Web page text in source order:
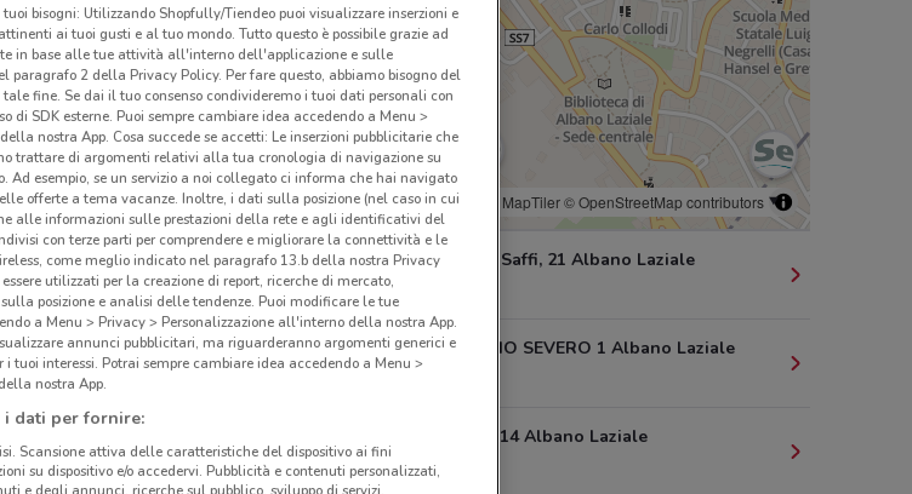
© MapTiler© OpenStreetMap contributors
Via Aurelio Saffi, 21 Albano Laziale
VIA SETTIMIO SEVERO 1 Albano Laziale
Via Savelli, 14 Albano Laziale
279 m
bisogni: Utilizzando Shopfully/Tiendeo puoi visualizzare inserzioni e
ai tuoi gusti e al tuo mondo. Tutto questo è possibile grazie ad
in base alle tue attività all'interno dell'applicazione e sulle
2 della Privacy Policy. Per fare questo, abbiamo bisogno del
fine. Se dai il tuo consenso condivideremo i tuoi dati personali con
di SDK esterne. Puoi sempre cambiare idea accedendo a Menu >
nostra App. Cosa succede se accetti: Le inserzioni pubblicitarie che
trattare di argomenti relativi alla tua cronologia di navigazione su
Ad esempio, se un servizio a noi collegato ci informa che hai navigato
offerte a tema vacanze. Inoltre, i dati sulla posizione (nel caso in cui
alle informazioni sulle prestazioni della rete e agli identificativi del
con terze parti per comprendere e migliorare la connettività e le
come meglio indicato nel paragrafo 13.b della nostra Privacy
utilizzati per la creazione di report, ricerche di mercato,
posizione e analisi delle tendenze. Puoi modificare le tue
a Menu > Privacy > Personalizzazione all'interno della nostra App.
annunci pubblicitari, ma riguarderanno argomenti generici e
tuoi interessi. Potrai sempre cambiare idea accedendo a Menu >
nostra App.
dati per fornire:
Scansione attiva delle caratteristiche del dispositivo ai fini
su dispositivo e/o accedervi. Pubblicità e contenuti personalizzati,